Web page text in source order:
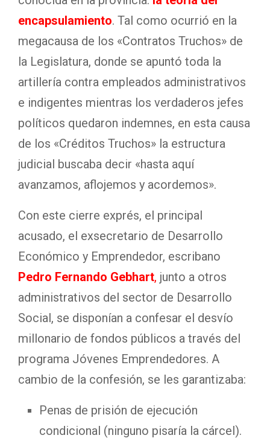
encapsulamiento. Tal como ocurrió en la
megacausa de los «Contratos Truchos» de
la Legislatura, donde se apuntó toda la
artillería contra empleados administrativos
e indigentes mientras los verdaderos jefes
políticos quedaron indemnes, en esta causa
de los «Créditos Truchos» la estructura
judicial buscaba decir «hasta aquí
avanzamos, aflojemos y acordemos».
Con este cierre exprés, el principal
acusado, el exsecretario de Desarrollo
Económico y Emprendedor, escribano
Pedro Fernando Gebhart, junto a otros
administrativos del sector de Desarrollo
Social, se disponían a confesar el desvío
millonario de fondos públicos a través del
programa Jóvenes Emprendedores. A
cambio de la confesión, se les garantizaba:
Penas de prisión de ejecución
condicional (ninguno pisaría la cárcel).